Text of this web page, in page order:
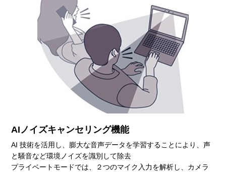
AIノイズキャンセリング機能
AI 技術を活用し、膨大な音声データを学習することにより、声
と騒音など環境ノイズを識別して除去
プライベートモードでは、２つのマイク入力を解析し、カメラ